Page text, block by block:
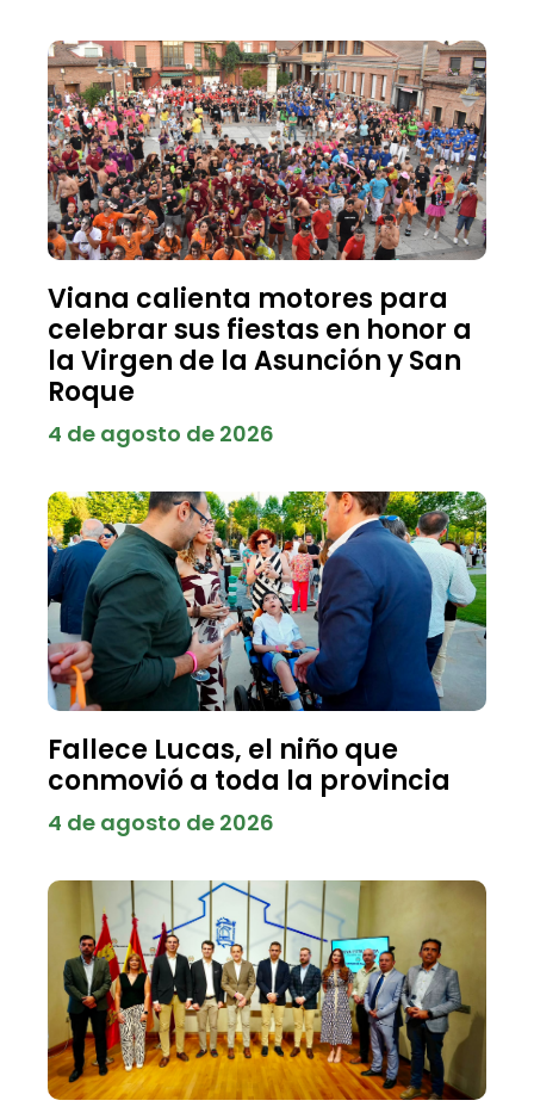
Viana calienta motores para
celebrar sus fiestas en honor a
la Virgen de la Asunción y San
Roque
4 de agosto de 2026
Fallece Lucas, el niño que
conmovió a toda la provincia
4 de agosto de 2026